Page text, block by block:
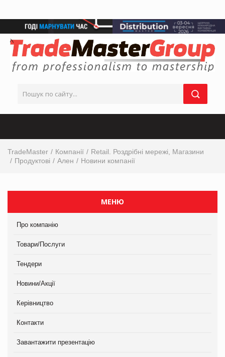
TradeMaster Компанії
Retail. Роздрібні мережі, Магазини
Продуктові
Ален Новини компанії
МЕНЮ
Про компанію
Товари/Послуги
Тендери
Новини/Акції
Керівництво
Контакти
Завантажити презентацію